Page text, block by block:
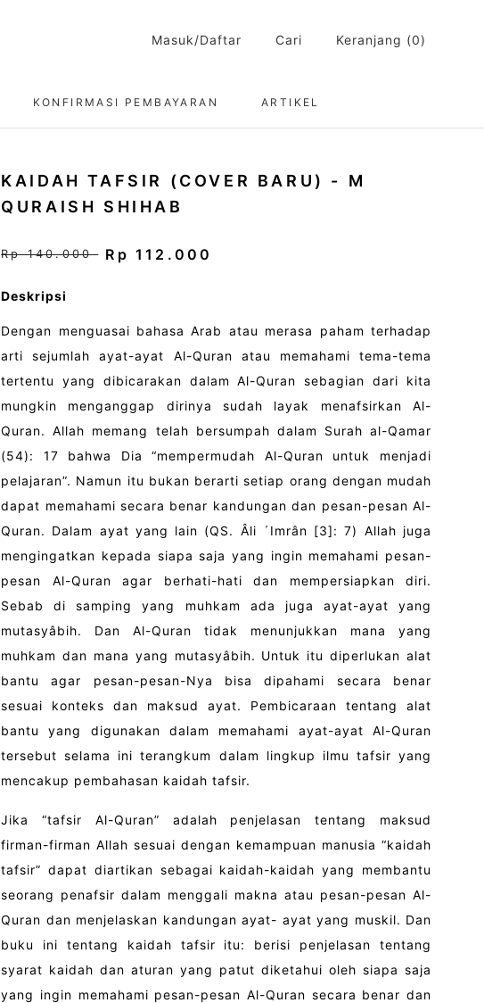
Masuk/Daftar Cari Keranjang (0)
KONFIRMASI PEMBAYARAN ARTIKEL
KAIDAH TAFSIR (COVER BARU) - M
QURAISH SHIHAB
Rp 140.000 Rp 112.000
Deskripsi
Dengan menguasai bahasa Arab atau merasa paham terhadap
arti sejumlah ayat-ayat Al-Quran atau memahami tema-tema
tertentu yang dibicarakan dalam Al-Quran sebagian dari kita
mungkin menganggap dirinya sudah layak menafsirkan Al-
Quran. Allah memang telah bersumpah dalam Surah al-Qamar
(54): 17 bahwa Dia “mempermudah Al-Quran untuk menjadi
pelajaran”. Namun itu bukan berarti setiap orang dengan mudah
dapat memahami secara benar kandungan dan pesan-pesan Al-
Quran. Dalam ayat yang lain (QS. Âli ´Imrân [3]: 7) Allah juga
mengingatkan kepada siapa saja yang ingin memahami pesan-
pesan Al-Quran agar berhati-hati dan mempersiapkan diri.
Sebab di samping yang muhkam ada juga ayat-ayat yang
mutasyâbih. Dan Al-Quran tidak menunjukkan mana yang
muhkam dan mana yang mutasyâbih. Untuk itu diperlukan alat
bantu agar pesan-pesan-Nya bisa dipahami secara benar
sesuai konteks dan maksud ayat. Pembicaraan tentang alat
bantu yang digunakan dalam memahami ayat-ayat Al-Quran
tersebut selama ini terangkum dalam lingkup ilmu tafsir yang
mencakup pembahasan kaidah tafsir.
Jika “tafsir Al-Quran” adalah penjelasan tentang maksud
firman-firman Allah sesuai dengan kemampuan manusia “kaidah
tafsir” dapat diartikan sebagai kaidah-kaidah yang membantu
seorang penafsir dalam menggali makna atau pesan-pesan Al-
Quran dan menjelaskan kandungan ayat- ayat yang muskil. Dan
buku ini tentang kaidah tafsir itu: berisi penjelasan tentang
syarat kaidah dan aturan yang patut diketahui oleh siapa saja
yang ingin memahami pesan-pesan Al-Quran secara benar dan